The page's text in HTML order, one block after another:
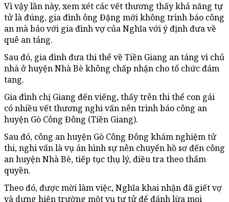
Vì vậy lần này, xem xét các vết thương thấy khả năng tự
tử là đúng, gia đình ông Đặng mới không trình báo công
an mà báo với gia đình vợ của Nghĩa với ý định đưa về
quê an táng.
Sau đó, gia đình đưa thi thể về Tiền Giang an táng vì chủ
nhà ở huyện Nhà Bè không chấp nhận cho tổ chức đám
tang.
Gia đình chị Giang đến viếng, thấy trên thi thể con gái
có nhiều vết thương nghi vấn nên trình báo công an
huyện Gò Công Đông (Tiền Giang).
Sau đó, công an huyện Gò Công Đông khám nghiệm tử
thi, nghi vấn là vụ án hình sự nên chuyển hồ sơ đến công
an huyện Nhà Bè, tiếp tục thụ lý, điều tra theo thẩm
quyền.
Theo đó, được mời làm việc, Nghĩa khai nhận đã giết vợ
và dựng hiện trường một vụ tự tử để đánh lừa mọi